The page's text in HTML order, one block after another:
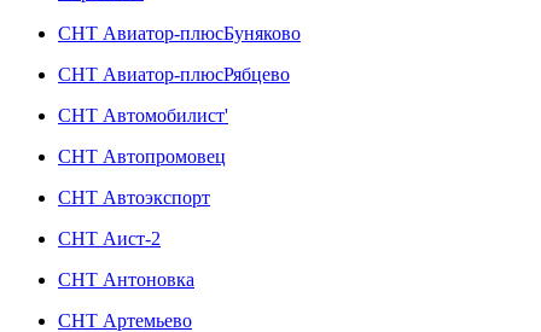
СНТ Авиатор-плюсБуняково
СНТ Авиатор-плюсРябцево
СНТ Автомобилист'
СНТ Автопромовец
СНТ Автоэкспорт
СНТ Аист-2
СНТ Антоновка
СНТ Артемьево